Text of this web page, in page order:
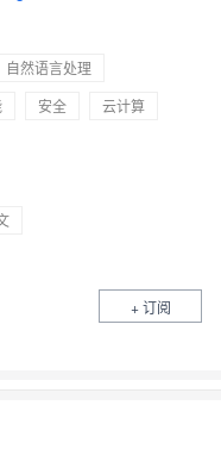
自然语言处理
安全
云计算
+ 订阅